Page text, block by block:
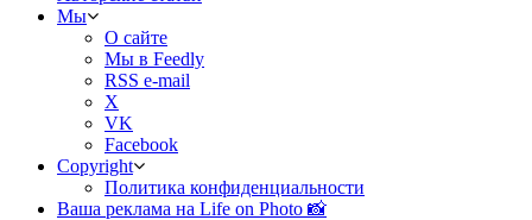
Мы
О сайте
Мы в Feedly
RSS e-mail
X
VK
Facebook
Copyright
Политика конфиденциальности
Ваша реклама на Life on Photo 📸